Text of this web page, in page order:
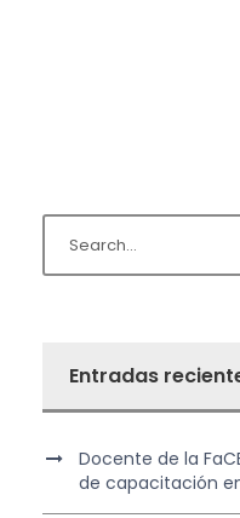
Entradas
Docente de la
de capacitación